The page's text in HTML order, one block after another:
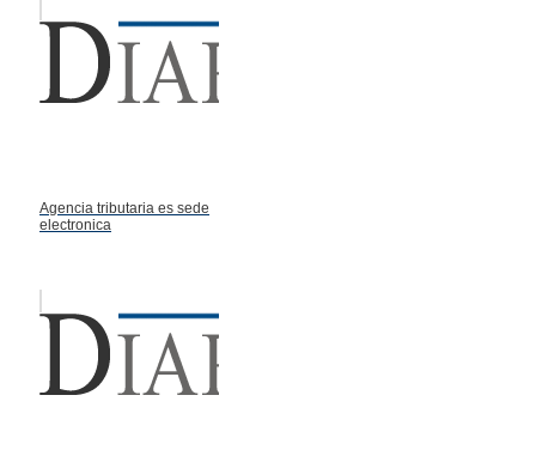
Agencia tributaria es sede
electronica